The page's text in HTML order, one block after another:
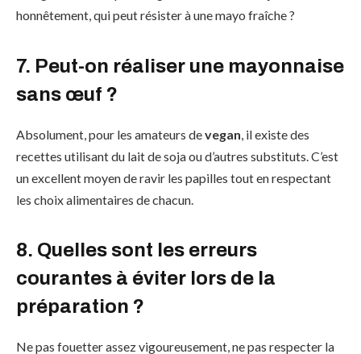
honnêtement, qui peut résister à une mayo fraîche ?
7. Peut-on réaliser une mayonnaise
sans œuf ?
Absolument, pour les amateurs devegan , il existe des
recettes utilisant du lait de soja ou d’autres substituts. C’est
un excellent moyen de ravir les papilles tout en respectant
les choix alimentaires de chacun.
8. Quelles sont les erreurs
courantes à éviter lors de la
préparation ?
Ne pas fouetter assez vigoureusement, ne pas respecter la